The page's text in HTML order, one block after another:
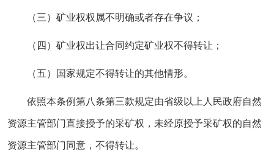
（三）矿业权权属不明确或者存在争议；
（四）矿业权出让合同约定矿业权不得转让；
（五）国家规定不得转让的其他情形。
依照本条例第八条第三款规定由省级以上人民政府自然
资源主管部门直接授予的采矿权，未经原授予采矿权的自然
资源主管部门同意，不得转让。